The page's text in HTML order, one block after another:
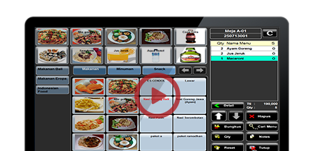
Program General Ledger
POS Terminal
Barcode Printer
Barcode Scanner
Cash Drawer
Cash Register